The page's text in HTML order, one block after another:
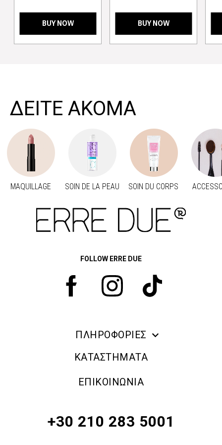
BUY NOW BUY NOW
ΔΕΙΤΕ ΑΚΟΜΑ
MAQUILLAGE SOIN DE LA PEAU SOIN DU CORPS
FOLLOW ERRE DUE
ΠΛΗΡΟΦΟΡΙΕΣ
ERRE DUE MAKE UP
ΠΟΛΙΤΙΚΗ ΕΠΙΣΤΡΟΦΗΣ ΠΡΟΪΟΝΤΩΝ
ΚΑΤΑΣΤΗΜΑΤΑ
ΕΠΙΚΟΙΝΩΝΙΑ
+30 210 283 5001